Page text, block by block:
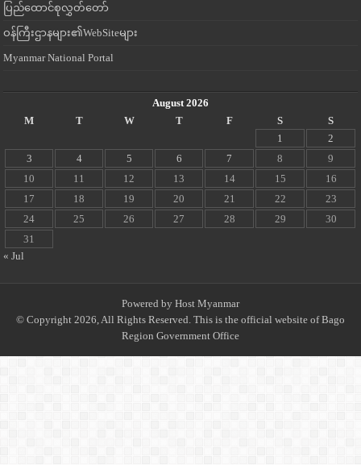
ပြည်ထောင်စုလွှတ်တော်
ဝန်ကြီးဌာနများ၏WebSiteများ
Myanmar National Portal
August 2026
M
T W T F S
S
1
2
3
4 5 6 7 8
9
10
11 12 13 14 15
16
17
18 19 20 21 22
23
24
25 26 27 28 29
30
31
« Jul
Powered by Host Myanmar
© Copyright 2026, All Rights Reserved. This is the official website of Bago
Region Government Office